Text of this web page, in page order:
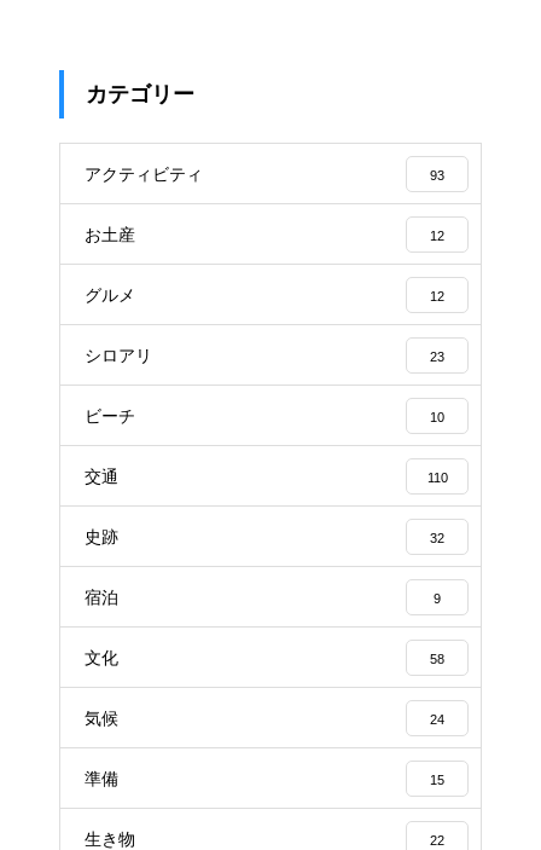
カテゴリー
アクティビティ 93
お土産 12
グルメ 12
シロアリ 23
ビーチ 10
交通 110
史跡 32
宿泊 9
文化 58
気候 24
準備 15
生き物 22